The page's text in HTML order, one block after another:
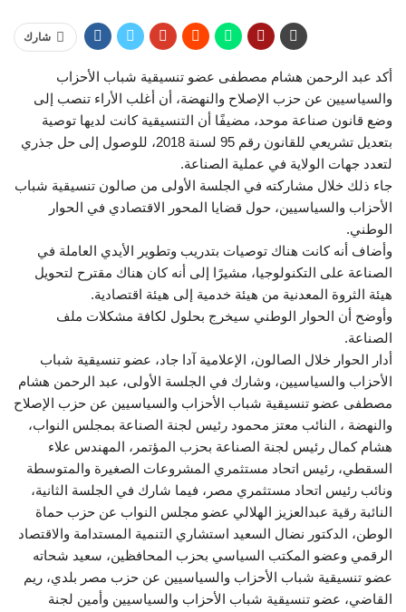
شارك
أكد عبد الرحمن هشام مصطفى عضو تنسيقية شباب الأحزاب
والسياسيين عن حزب الإصلاح والنهضة، أن أغلب الأراء تنصب إلى
وضع قانون صناعة موحد، مضيفًا أن التنسيقية كانت لديها توصية
بتعديل تشريعي للقانون رقم 95 لسنة 2018، للوصول إلى حل جذري
لتعدد جهات الولاية في عملية الصناعة.
جاء ذلك خلال مشاركته في الجلسة الأولى من صالون تنسيقية شباب
الأحزاب والسياسيين، حول قضايا المحور الاقتصادي في الحوار
الوطني.
وأضاف أنه كانت هناك توصيات بتدريب وتطوير الأيدي العاملة في
الصناعة على التكنولوجيا، مشيرًا إلى أنه كان هناك مقترح لتحويل
هيئة الثروة المعدنية من هيئة خدمية إلى هيئة اقتصادية.
وأوضح أن الحوار الوطني سيخرج بحلول لكافة مشكلات ملف
الصناعة.
أدار الحوار خلال الصالون، الإعلامية آدا جاد، عضو تنسيقية شباب
الأحزاب والسياسيين، وشارك في الجلسة الأولى، عبد الرحمن هشام
مصطفى عضو تنسيقية شباب الأحزاب والسياسيين عن حزب الإصلاح
والنهضة ، النائب معتز محمود رئيس لجنة الصناعة بمجلس النواب،
هشام كمال رئيس لجنة الصناعة بحزب المؤتمر، المهندس علاء
السقطي، رئيس اتحاد مستثمري المشروعات الصغيرة والمتوسطة
ونائب رئيس اتحاد مستثمري مصر، فيما شارك في الجلسة الثانية،
النائبة رقية عبدالعزيز الهلالي عضو مجلس النواب عن حزب حماة
الوطن، الدكتور نضال السعيد استشاري التنمية المستدامة والاقتصاد
الرقمي وعضو المكتب السياسي بحزب المحافظين، سعيد شحاته
عضو تنسيقية شباب الأحزاب والسياسيين عن حزب مصر بلدي، ريم
القاضي، عضو تنسيقية شباب الأحزاب والسياسيين وأمين لجنة